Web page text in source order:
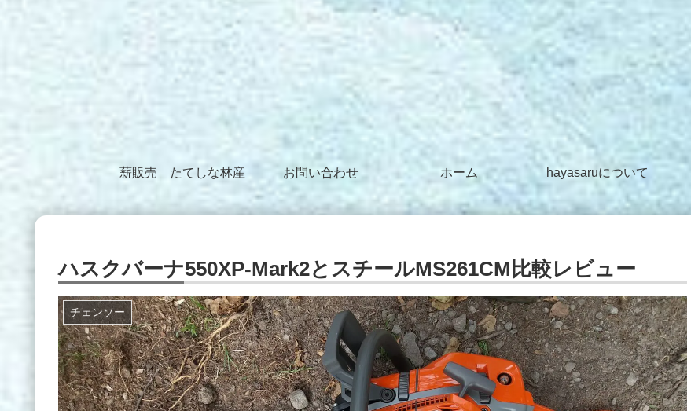
薪販売 たてしな林産 お問い合わせ ホーム hayasaruについて
ハスクバーナ550XP-Mark2とスチールMS261CM比較レビュー
チェンソー